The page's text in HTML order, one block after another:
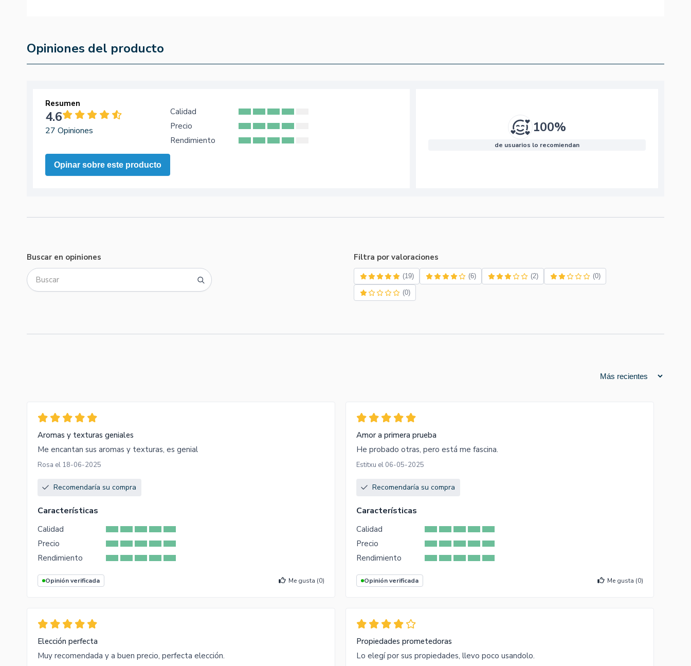
Opiniones del producto
Resumen
4.6
27 Opiniones
Opinar sobre este producto
Calidad
Precio
Rendimiento
100%
de usuarios lo recomiendan
Buscar en opiniones Filtra por valoraciones
(19) (6) (2) (0)
(0)
Aromas y texturas geniales
Me encantan sus aromas y texturas, es genial
Rosa el 18-06-2025
Recomendaría su compra
Características
Calidad
Precio
Rendimiento
Opinión verificada Me gusta (0)
Amor a primera prueba
He probado otras, pero está me fascina.
Estitxu el 06-05-2025
Recomendaría su compra
Características
Calidad
Precio
Rendimiento
Opinión verificada Me gusta (0)
Elección perfecta
Muy recomendada y a buen precio, perfecta elección.
Propiedades prometedoras
Lo elegí por sus propiedades, llevo poco usandolo.